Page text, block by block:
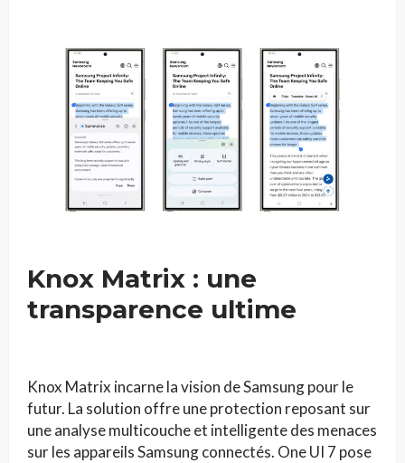
Knox Matrix : une
transparence ultime
Knox Matrix incarne la vision de Samsung pour le
futur. La solution offre une protection reposant sur
une analyse multicouche et intelligente des menaces
sur les appareils Samsung connectés. One UI 7 pose